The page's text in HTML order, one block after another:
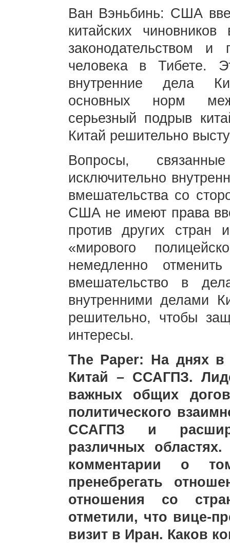
Ван Вэньбинь: США
китайских
законодательством
человека в Тибете.
внутренние дела
основных норм
серьезный подрыв
Китай решительно
Вопросы,
исключительно
вмешательства со
США не имеют права
против других стран
«мирового
немедленно
вмешательство в
внутренними делами
решительно, чтобы
интересы.
The Paper: На днях в
Китай – ССАГПЗ.
важных общих
политического
ССАГПЗ и
различных
комментарии о
пренебрегать
отношения со
отметили, что вице-
визит в Иран. Каков